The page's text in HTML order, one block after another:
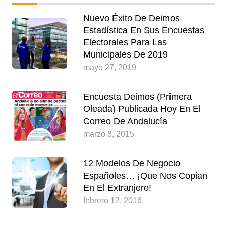
Nuevo Éxito De Deimos
Estadística En Sus Encuestas
Electorales Para Las
Municipales De 2019
mayo 27, 2019
Encuesta Deimos (Primera
Oleada) Publicada Hoy En El
Correo De Andalucía
marzo 8, 2015
12 Modelos De Negocio
Españoles… ¡que Nos Copian
En El Extranjero!
febrero 12, 2016